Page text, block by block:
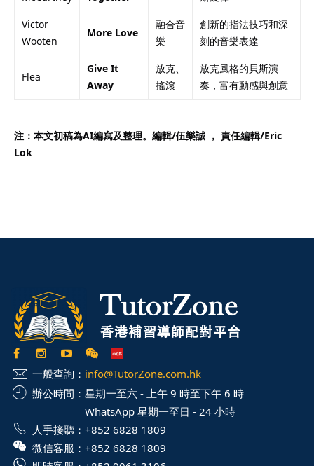
Victor
Wooten
More Love
融合音
樂
創新的指法技巧和深
刻的音樂表達
Flea
Give It
Away
放克、
搖滾
放克風格的貝斯演
奏，富有動感與創意
注：本文初稿為AI編寫及整理。編輯/伍樂誠 ， 責任編輯/Eric
Lok
一般查詢： info@TutorZone.com.hk
辦公時間： 星期一至六 - 上午 9 時至下午 6 時
WhatsApp 星期一至日 - 24 小時
人手接聽： +852 6828 1809
微信客服： +852 6828 1809